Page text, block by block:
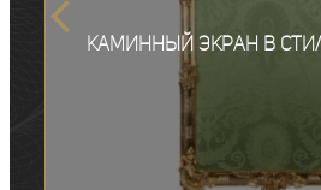
Каминный экран в